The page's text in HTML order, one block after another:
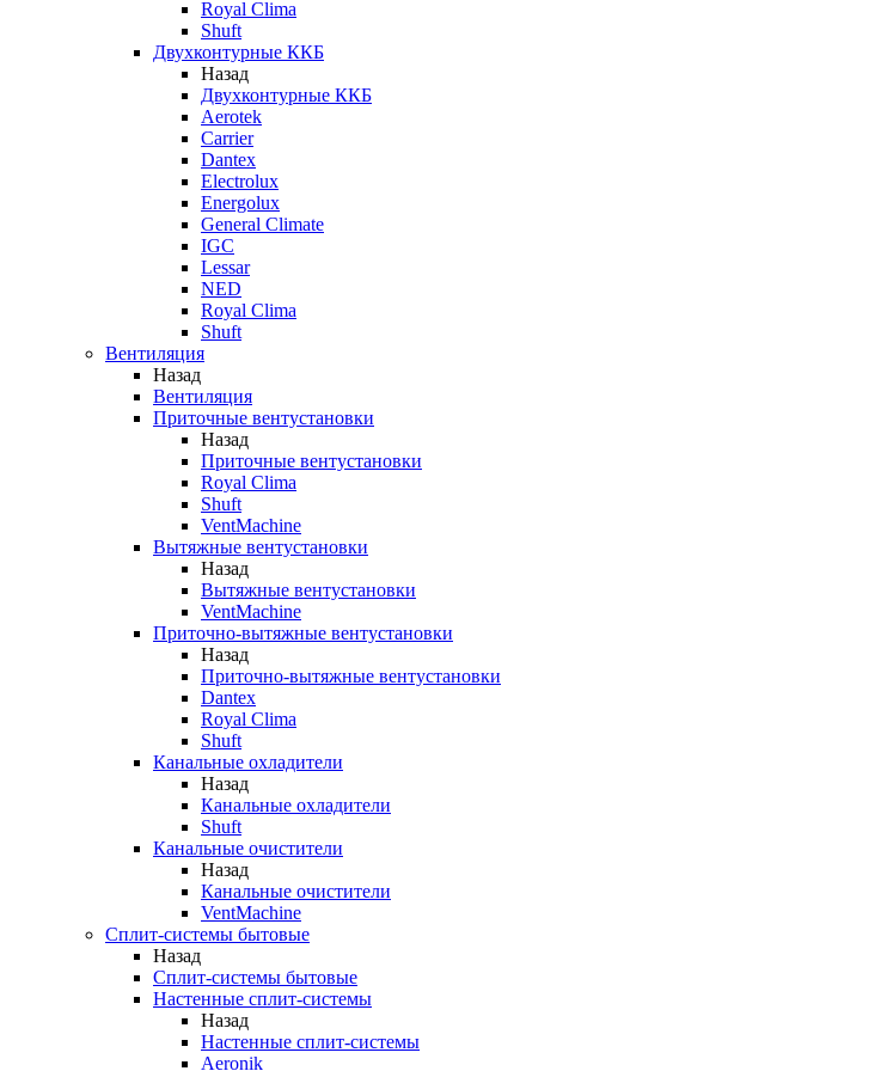
Royal Clima
Shuft
Двухконтурные ККБ
Назад
Двухконтурные ККБ
Aerotek
Carrier
Dantex
Electrolux
Energolux
General Climate
IGC
Lessar
NED
Royal Clima
Shuft
Вентиляция
Назад
Вентиляция
Приточные вентустановки
Назад
Приточные вентустановки
Royal Clima
Shuft
VentMachine
Вытяжные вентустановки
Назад
Вытяжные вентустановки
VentMachine
Приточно-вытяжные вентустановки
Назад
Приточно-вытяжные вентустановки
Dantex
Royal Clima
Shuft
Канальные охладители
Назад
Канальные охладители
Shuft
Канальные очистители
Назад
Канальные очистители
VentMachine
Сплит-системы бытовые
Назад
Сплит-системы бытовые
Настенные сплит-системы
Назад
Настенные сплит-системы
Aeronik